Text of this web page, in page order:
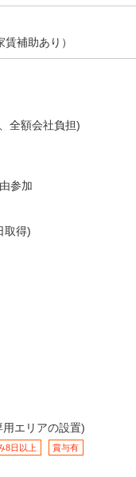
補助あり）
全額会社負担)
参加
取得)
用エリアの設置)
8日以上 賞与有